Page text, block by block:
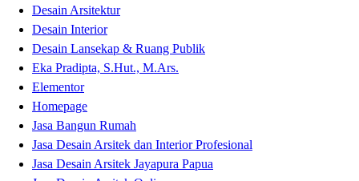
Desain Arsitektur
Desain Interior
Desain Lansekap & Ruang Publik
Eka Pradipta, S.Hut., M.Ars.
Elementor
Homepage
Jasa Bangun Rumah
Jasa Desain Arsitek dan Interior Profesional
Jasa Desain Arsitek Jayapura Papua